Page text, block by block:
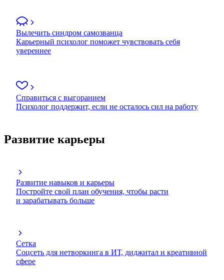
Вылечить синдром самозванца
Карьерный психолог поможет чувствовать себя
увереннее
Справиться с выгоранием
Психолог поддержит, если не осталось сил на работу
Развитие карьеры
Развитие навыков и карьеры
Постройте свой план обучения, чтобы расти
и зарабатывать больше
Сетка
Соцсеть для нетворкинга в ИТ, диджитал и креативной
сфере